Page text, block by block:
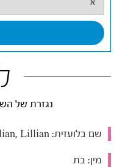
נגזרת של
שם בלועזית:
מין: בת